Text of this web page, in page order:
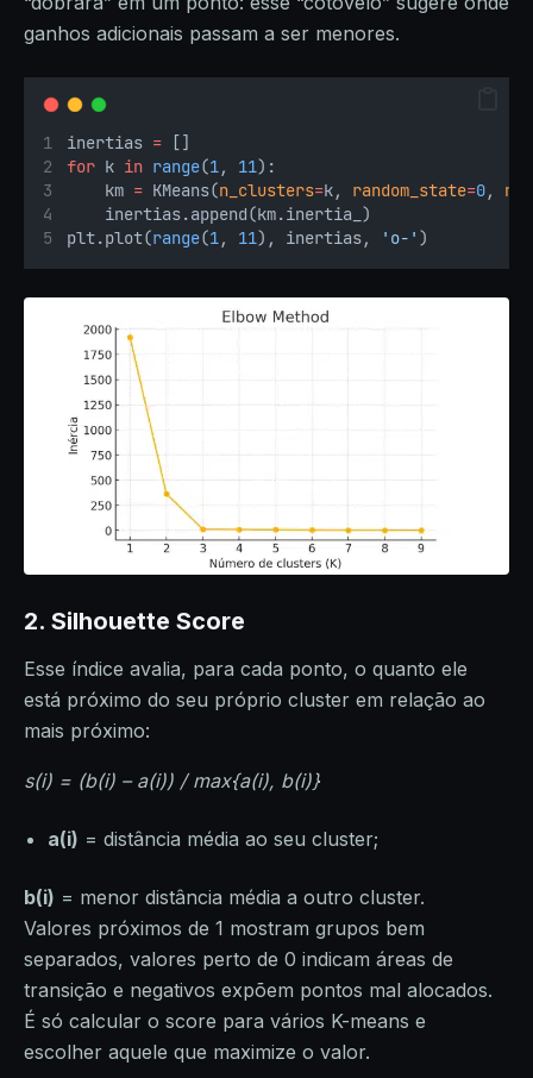
ganhos adicionais passam a ser menores.
inertias = []
for k in range(1, 11):
    km
= KMeans(n_clusters=k, random_state=0,
    inertias.append(km.inertia_)
plt.plot(range(1, 11), inertias, 'o-' )
2. Silhouette Score
Esse índice avalia, para cada ponto, o quanto ele
está próximo do seu próprio cluster em relação ao
mais próximo:
s(i) = (b(i) – a(i)) / max{a(i), b(i)}
a(i) = distância média ao seu cluster;
b(i) = menor distância média a outro cluster.
Valores próximos de 1 mostram grupos bem
separados, valores perto de 0 indicam áreas de
transição e negativos expõem pontos mal alocados.
É só calcular o score para vários K-means e
escolher aquele que maximize o valor.